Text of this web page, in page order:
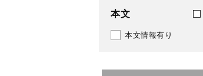
本文
本文情報有り